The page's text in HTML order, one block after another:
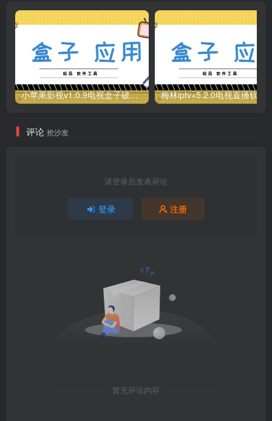
小苹果影视v1.0.9电视盒子破解版下载，继续免费白嫖直播和点播！
评论 抢沙发
请登录后发表评论
登录 注册
暂无评论内容